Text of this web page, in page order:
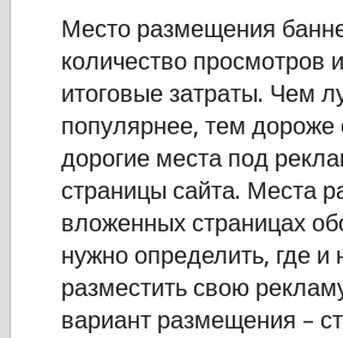
Место размещения
количество просмотров
итоговые затраты. Чем
популярнее, тем
дорогие места под
страницы сайта. Места
вложенных страницах
нужно определить, где
разместить свою
вариант размещения –